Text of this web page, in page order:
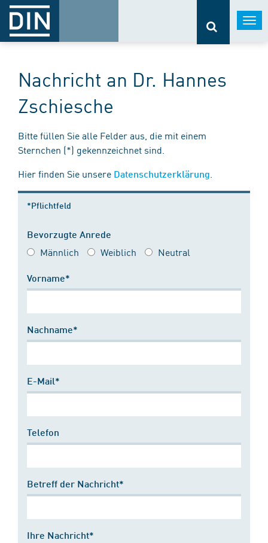
Nachricht an Dr. Hannes
Zschiesche
Bitte füllen Sie alle Felder aus, die mit einem
Sternchen (*) gekennzeichnet sind.
Hier finden Sie unsere Datenschutzerklärung
*Pflichtfeld
Bevorzugte Anrede
Männlich Weiblich Neutral
Vorname*
Nachname*
E-Mail*
Telefon
Betreff der Nachricht*
Ihre Nachricht*